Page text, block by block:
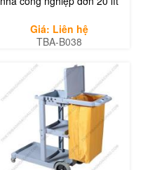
Giá: Liên hệ
TBA-B038